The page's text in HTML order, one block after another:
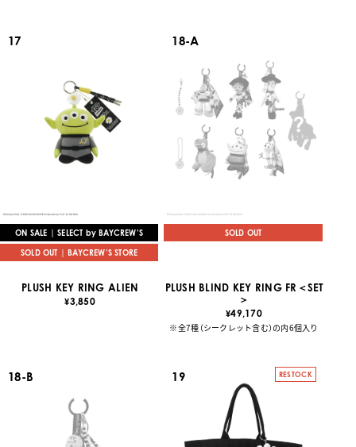
17
ON SALE | SELECT by BAYCREW’S
SOLD OUT | BAYCREW’S STORE
PLUSH KEY RING ALIEN
¥3,850
18-A
SOLD OUT
PLUSH BLIND KEY RING FR＜SET
＞
¥49,170
※全7種（シークレット含む）の内6個入り
18-B 19 RESTOCK